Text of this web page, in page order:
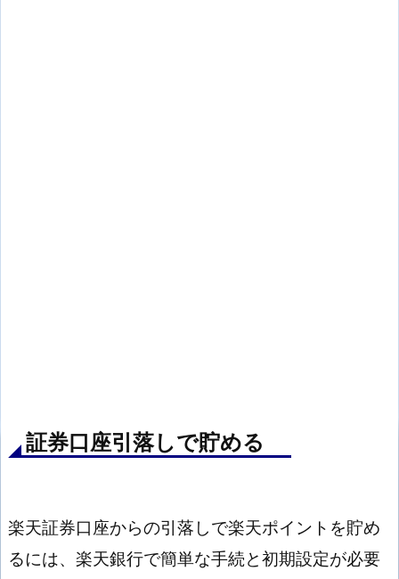
証券口座引落しで貯める
楽天証券口座からの引落しで楽天ポイントを貯め
るには、楽天銀行で簡単な手続と初期設定が必要